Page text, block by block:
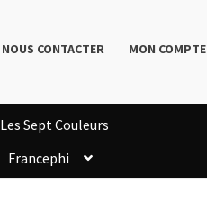
NOUS CONTACTER MON COMPTE
Les Sept Couleurs
Francephi